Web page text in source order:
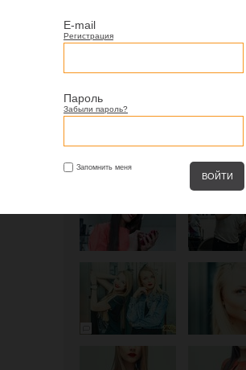
E-mail
Регистрация
Пароль
Забыли пароль?
Запомнить меня